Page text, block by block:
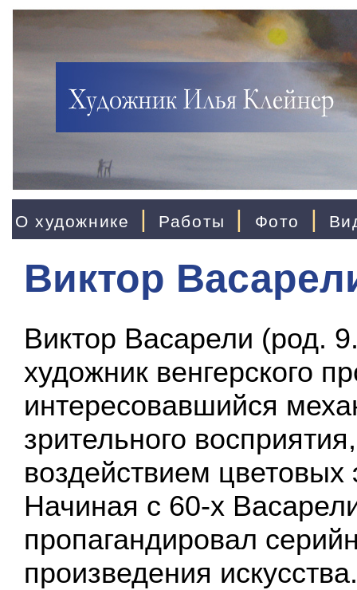
О художнике | Работы | Фото |
Виктор
Виктор Васарели (род.
художник венгерского
интересовавшийся
зрительного
воздействием
Начиная с 60-х
пропагандировал
произведения искусства.